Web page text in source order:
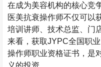
在成为美容机构的核心竞
医美抗衰操作师不仅可以
培训讲师、技术总监、门
来看，获取JYPC全国职
操作师职业资格证书，是
义的投资。